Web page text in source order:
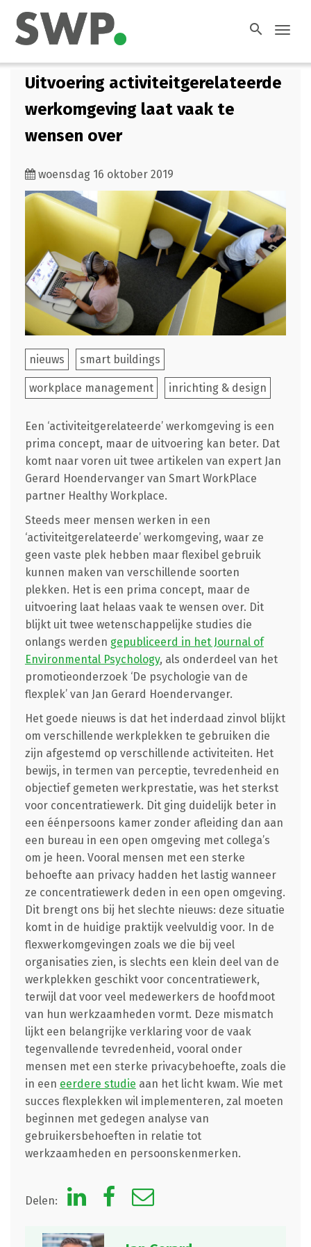
search
Uitvoering activiteitgerelateerde
werkomgeving laat vaak te
wensen over
woensdag 16 oktober 2019
nieuws smart buildings
workplace management inrichting & design
Een ‘activiteitgerelateerde’ werkomgeving is een
prima concept, maar de uitvoering kan beter. Dat
komt naar voren uit twee artikelen van expert Jan
Gerard Hoendervanger van Smart WorkPlace
partner Healthy Workplace.
Steeds meer mensen werken in een
‘activiteitgerelateerde’ werkomgeving, waar ze
geen vaste plek hebben maar flexibel gebruik
kunnen maken van verschillende soorten
plekken. Het is een prima concept, maar de
uitvoering laat helaas vaak te wensen over. Dit
blijkt uit twee wetenschappelijke studies die
onlangs werden gepubliceerd in het Journal of
Environmental Psychology, als onderdeel van het
promotieonderzoek ‘De psychologie van de
flexplek’ van Jan Gerard Hoendervanger.
Het goede nieuws is dat het inderdaad zinvol blijkt
om verschillende werkplekken te gebruiken die
zijn afgestemd op verschillende activiteiten. Het
bewijs, in termen van perceptie, tevredenheid en
objectief gemeten werkprestatie, was het sterkst
voor concentratiewerk. Dit ging duidelijk beter in
een éénpersoons kamer zonder afleiding dan aan
een bureau in een open omgeving met collega’s
om je heen. Vooral mensen met een sterke
behoefte aan privacy hadden het lastig wanneer
ze concentratiewerk deden in een open omgeving.
Dit brengt ons bij het slechte nieuws: deze situatie
komt in de huidige praktijk veelvuldig voor. In de
flexwerkomgevingen zoals we die bij veel
organisaties zien, is slechts een klein deel van de
werkplekken geschikt voor concentratiewerk,
terwijl dat voor veel medewerkers de hoofdmoot
van hun werkzaamheden vormt. Deze mismatch
lijkt een belangrijke verklaring voor de vaak
tegenvallende tevredenheid, vooral onder
mensen met een sterke privacybehoefte, zoals die
in een eerdere studie aan het licht kwam. Wie met
succes flexplekken wil implementeren, zal moeten
beginnen met gedegen analyse van
gebruikersbehoeften in relatie tot
werkzaamheden en persoonskenmerken.
Delen: